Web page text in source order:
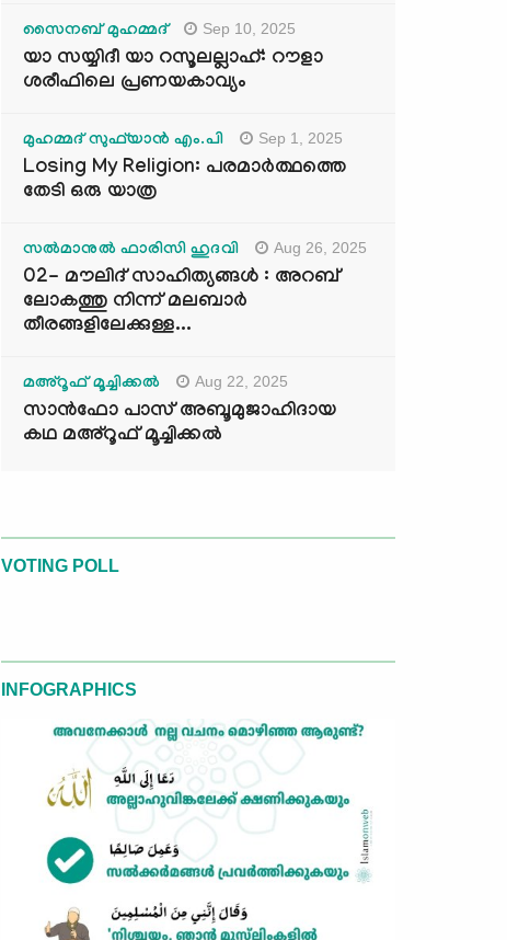
സൈനബ് മുഹമ്മദ് Sep 10, 2025
യാ സയ്യിദീ യാ റസൂലല്ലാഹ്: റൗളാ
ശരീഫിലെ പ്രണയകാവ്യം
മുഹമ്മദ് സുഫ്‌യാൻ എം.പി Sep 1, 2025
Losing My Religion: പരമാർത്ഥത്തെ
തേടി ഒരു യാത്ര
സൽമാനുൽ ഫാരിസി ഹുദവി Aug 26, 2025
02- മൗലിദ് സാഹിത്യങ്ങൾ : അറബ്
ലോകത്തു നിന്ന് മലബാർ
തീരങ്ങളിലേക്കുള്ള...
മഅ്റൂഫ് മൂച്ചിക്കല്‍ Aug 22, 2025
സാൻഫോ പാസ് അബൂമുജാഹിദായ
കഥ മഅ്റൂഫ് മൂച്ചിക്കല്‍
VOTING POLL
INFOGRAPHICS